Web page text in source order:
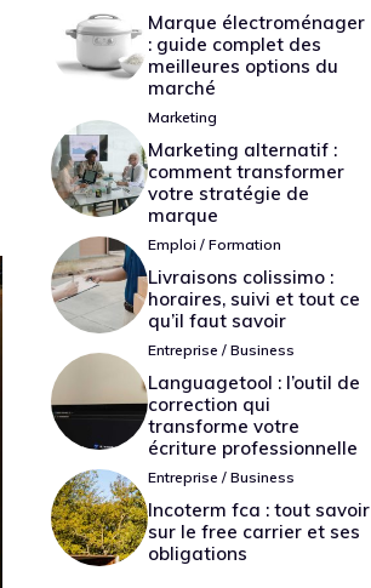
Marque électroménager
: guide complet des
meilleures options du
marché
Marketing
Marketing alternatif :
comment transformer
votre stratégie de
marque
Emploi / Formation
Livraisons colissimo :
horaires, suivi et tout ce
qu’il faut savoir
Entreprise / Business
Languagetool : l’outil de
correction qui
transforme votre
écriture professionnelle
Entreprise / Business
Incoterm fca : tout savoir
sur le free carrier et ses
obligations